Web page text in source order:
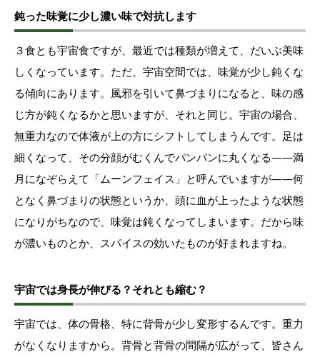
鈍った味覚に少し濃い味で対抗します
３食とも宇宙食ですが、最近では種類が増えて、だいぶ美味
しくなっています。ただ、宇宙空間では、味覚が少し鈍くな
る傾向にあります。風邪を引いて鼻づまりになると、味の感
じ方が鈍くなるかと思いますが、それと同じ。宇宙の場合、
無重力なので体液が上の方にシフトしてしまうんです。足は
細くなって、その分顔がむくんでパンパンに丸くなる――満
月になぞらえて「ムーンフェイス」と呼んでいますが――何
となく鼻づまりの状態というか、頭に血が上ったような状態
になりがちなので、味覚は鈍くなってしまいます。だから味
が濃いものとか、スパイスの効いたものが好まれますね。
宇宙では身長が伸びる？それとも縮む？
宇宙では、体の骨格、特に背骨が少し変形するんです。重力
がなくなりますから。背骨と背骨の間隔が広がって、皆さん